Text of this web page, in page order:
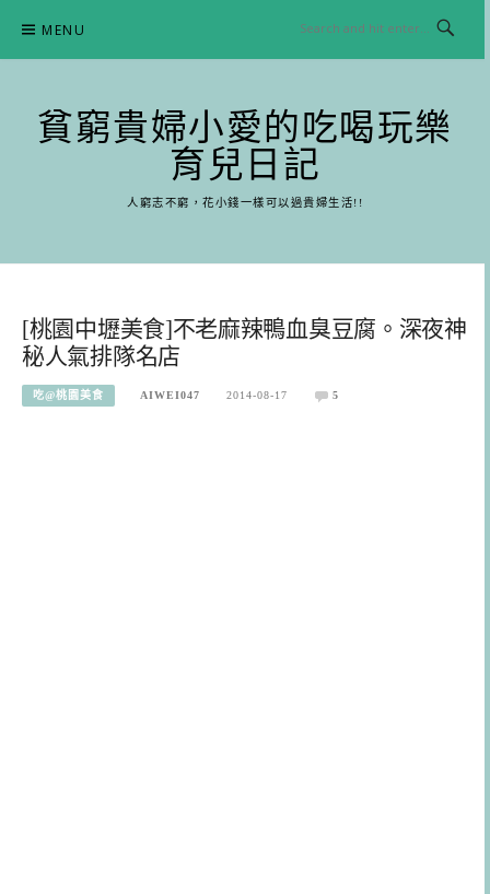
content
MENU
貧窮貴婦小愛的吃喝玩樂
育兒日記
人窮志不窮，花小錢一樣可以過貴婦生活!!
[桃園中壢美食]不老麻辣鴨血臭豆腐。深夜神
秘人氣排隊名店
吃@桃園美食 AIWEI047 2014-08-17 5